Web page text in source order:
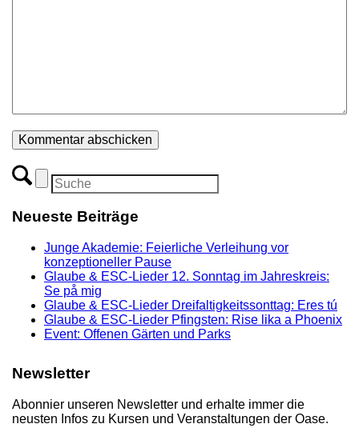
Neueste Beiträge
Junge Akademie: Feierliche Verleihung vor
konzeptioneller Pause
Glaube & ESC-Lieder 12. Sonntag im Jahreskreis:
Se på mig
Glaube & ESC-Lieder Dreifaltigkeitssonttag: Eres tú
Glaube & ESC-Lieder Pfingsten: Rise lika a Phoenix
Event: Offenen Gärten und Parks
Newsletter
Abonnier unseren Newsletter und erhalte immer die
neusten Infos zu Kursen und Veranstaltungen der Oase.